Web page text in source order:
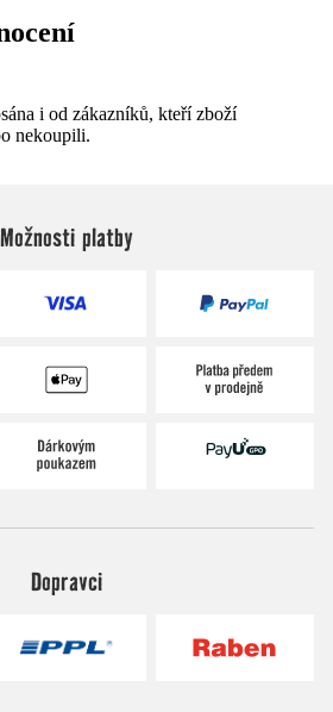
i od zákazníků, kteří zboží
nekoupili.
Možnosti platby
Dopravci